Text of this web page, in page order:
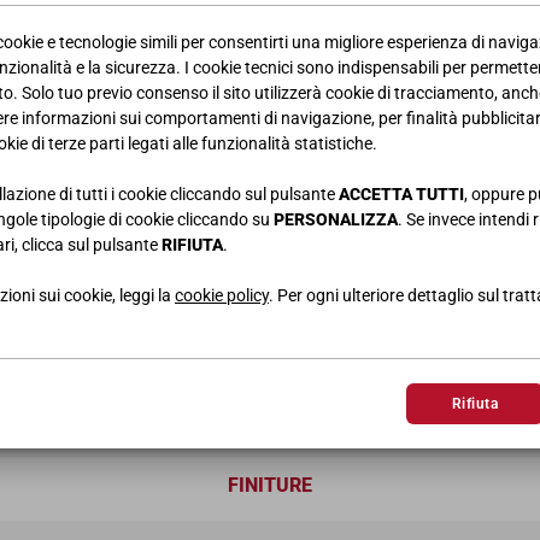
e tecnologie simili per consentirti una migliore esperienza di
e la sicurezza. I cookie tecnici sono indispensabili per
Solo tuo previo consenso il sito utilizzerà cookie di tracciamento,
informazioni sui comportamenti di navigazione, per finalità
di terze parti legati alle funzionalità statistiche.
di tutti i cookie cliccando sul pulsanteACCETTA TUTTI, oppure
tipologie di cookie cliccando su PERSONALIZZA. Se invece intendi
clicca sul pulsanteRIFIUTA.
sui cookie, leggi la cookie policy. Per ogni ulteriore dettaglio sul
Rifiuta
TAVOLO MOONLIGHT
L.180 • H.78 • P.90 cm
PENSILI A GIORNO
L.120 • H.40 • P.20 cm
MADIA ALTA
FINITURE